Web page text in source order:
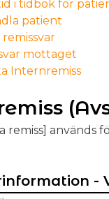
i tidbok för
patient
remissvar
mottaget
Internremiss
remiss] används
-